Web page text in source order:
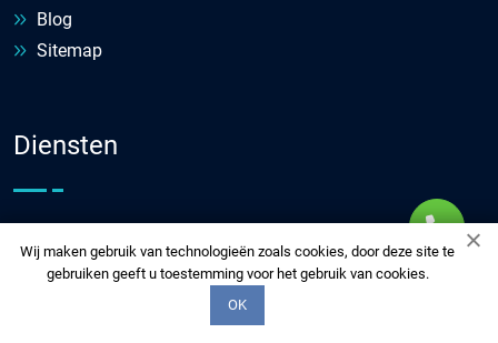
Wij maken gebruik van technologieën zoals cookies, door deze site te
gebruiken geeft u toestemming voor het gebruik van cookies.
OK
Blog
Sitemap
Diensten
Boktor bestrijden
Broodkevers